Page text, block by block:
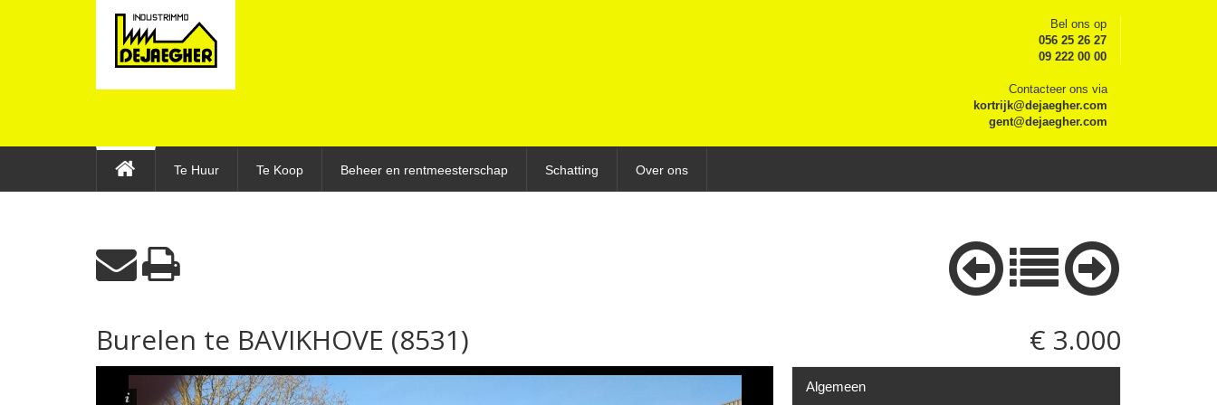
Bel ons op
056 25 26 27
09 222 00 00
Contacteer ons via
kortrijk@dejaegher.com
gent@dejaegher.com
Te Huur Te Koop Beheer en rentmeesterschap Schatting Over ons
Burelen te BAVIKHOVE (8531) € 3.000
Algemeen